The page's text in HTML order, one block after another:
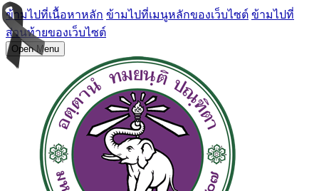
ข้ามไปที่เนื้อหาหลัก ข้ามไปที่เมนูหลักของเว็บไซต์ ข้ามไปที่
ส่วนท้ายของเว็บไซต์
Open Menu